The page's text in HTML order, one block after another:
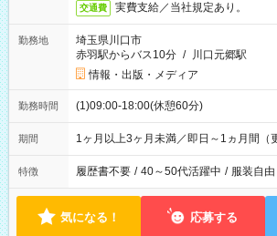
交通費 実費支給／当社規定あり。
勤務地
埼玉県川口市
赤羽駅からバス10分 / 川口元郷駅
情報・出版・メディア
勤務時間 (1)09:00-18:00(休憩60分)
期間 1ヶ月以上3ヶ月未満／即日～1ヵ月間（
特徴 履歴書不要 / 40～50代活躍中 / 服装自由
気になる！ 応募する